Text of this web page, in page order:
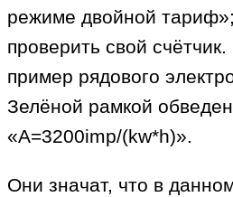
режиме двойной
проверить свой
пример рядового
Зелёной рамкой
«A=3200imp/(kw*h)».
Они значат, что в